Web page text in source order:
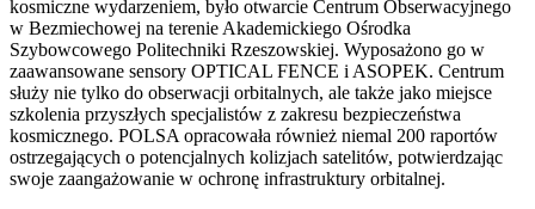
kosmiczne wydarzeniem, było otwarcie Centrum Obserwacyjnego
w Bezmiechowej na terenie Akademickiego Ośrodka
Szybowcowego Politechniki Rzeszowskiej. Wyposażono go w
zaawansowane sensory OPTICAL FENCE i ASOPEK. Centrum
służy nie tylko do obserwacji orbitalnych, ale także jako miejsce
szkolenia przyszłych specjalistów z zakresu bezpieczeństwa
kosmicznego. POLSA opracowała również niemal 200 raportów
ostrzegających o potencjalnych kolizjach satelitów, potwierdzając
swoje zaangażowanie w ochronę infrastruktury orbitalnej.